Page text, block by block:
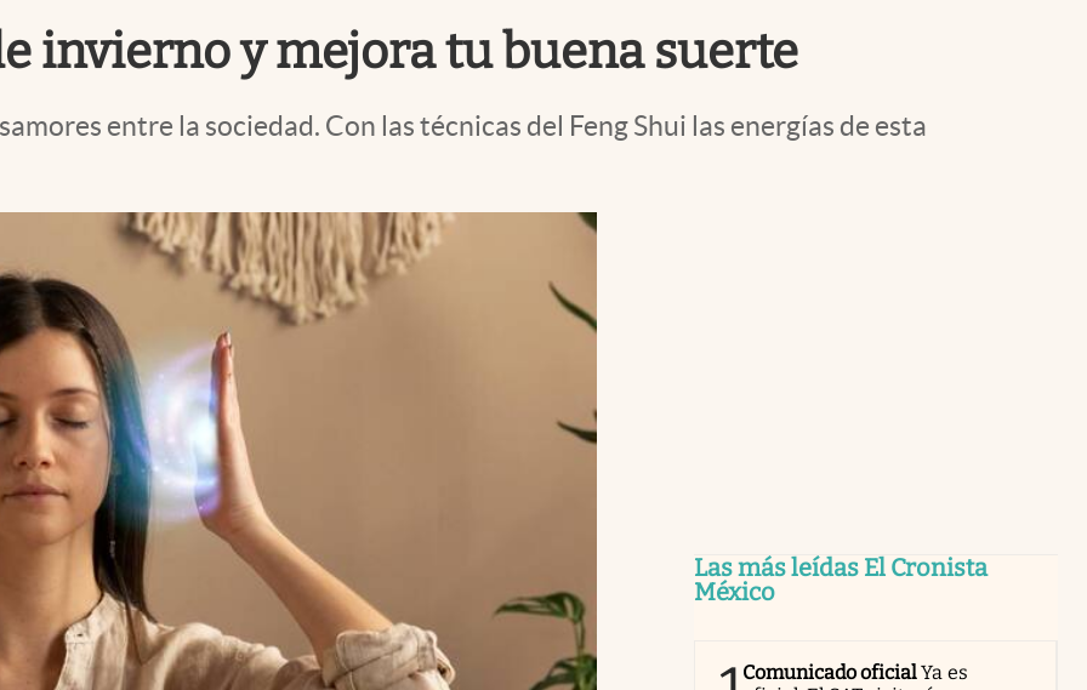
invierno y mejora tu buena suerte
entre la sociedad. Con las técnicas del Feng Shui las energías de esta
Las más leídas El Cronista
México
Comunicado oficialYa es